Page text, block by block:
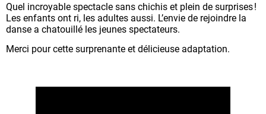
Quel incroyable spectacle sans chichis et plein de surprises !
Les enfants ont ri, les adultes aussi. L’envie de rejoindre la
danse a chatouillé les jeunes spectateurs.
Merci pour cette surprenante et délicieuse adaptation.